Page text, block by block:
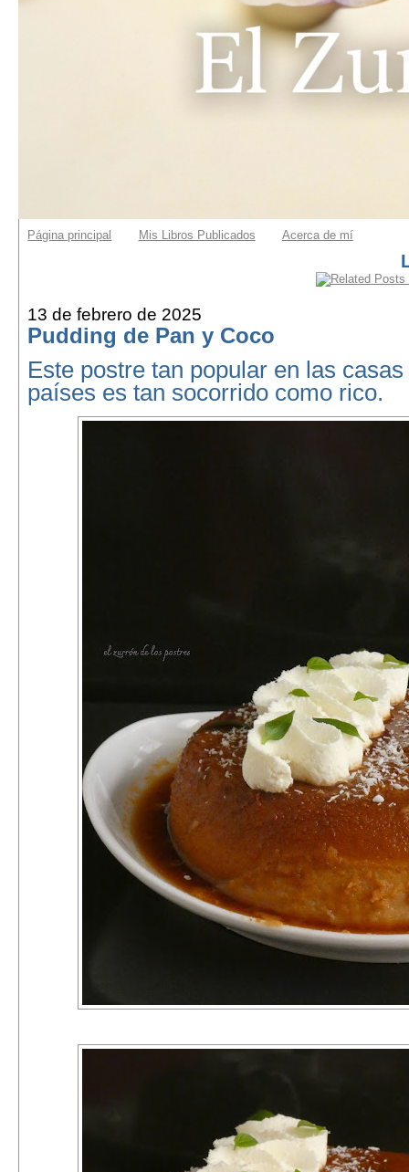
Página principal Mis Libros Publicados Acerca de mí
13 de febrero de 2025
Pudding de Pan y Coco
Este postre tan popular en las
países es tan socorrido como rico.